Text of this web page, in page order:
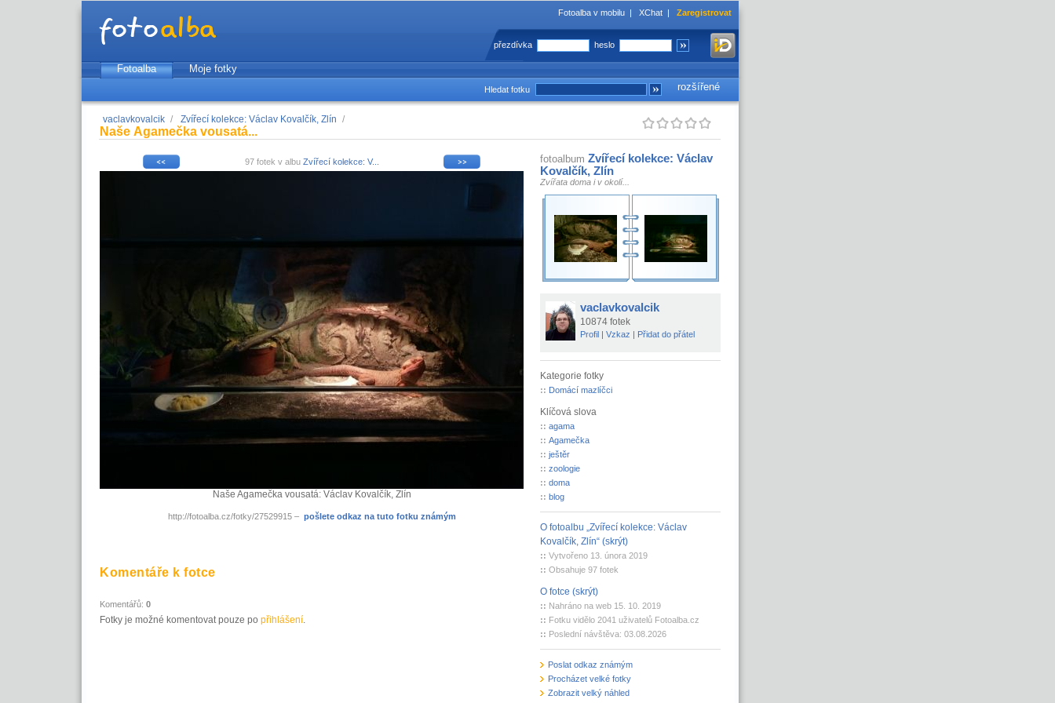
Fotoalba v mobilu | XChat | Zaregistrovat
přezdívka heslo
Fotoalba
Moje fotky
rozšířené
Hledat fotku
vaclavkovalcik / Zvířecí kolekce: Václav Kovalčík, Zlín /
Naše Agamečka vousatá...
97 fotek v albu Zvířecí kolekce: V...
Naše Agamečka vousatá: Václav Kovalčík, Zlín
http://fotoalba.cz/fotky/27529915 – pošlete odkaz na tuto fotku známým
Komentáře k fotce
Komentářů: 0
Fotky je možné komentovat pouze po přihlášení.
fotoalbum Zvířecí kolekce: Václav
Kovalčík, Zlín
Zvířata doma i v okolí...
vaclavkovalcik
10874 fotek
Profil| Vzkaz | Přidat do přátel
Kategorie fotky
:: Domácí mazlíčci
Klíčová slova
:: agama
:: Agamečka
:: ještěr
:: zoologie
:: doma
:: blog
O fotoalbu „Zvířecí kolekce: Václav
Kovalčík, Zlín“ (skrýt)
:: Vytvořeno 13. února 2019
:: Obsahuje 97 fotek
O fotce (skrýt)
:: Nahráno na web 15. 10. 2019
:: Fotku vidělo 2041 uživatelů Fotoalba.cz
:: Poslední návštěva: 03.08.2026
Poslat odkaz známým
Procházet velké fotky
Zobrazit velký náhled